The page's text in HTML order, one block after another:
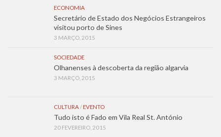
ECONOMIA
Secretário de Estado dos Negócios Estrangeiros
visitou porto de Sines
3 MARÇO, 2015
SOCIEDADE
Olhanenses à descoberta da região algarvia
3 MARÇO, 2015
CULTURA/ EVENTO
Tudo isto é Fado em Vila Real St. António
20 FEVEREIRO, 2015